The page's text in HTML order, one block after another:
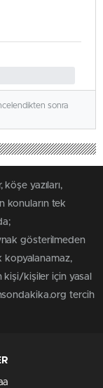
sonra
yazıları,
konuların tek
gösterilmeden
kopyalanamaz,
kişi/kişiler için yasal
tercih